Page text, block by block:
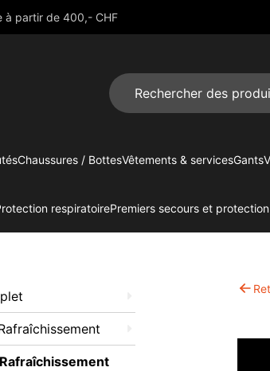
à partir de 400,- CHF
Chaussures / BottesVêtements & servicesGants
respiratoirePremiers secours et